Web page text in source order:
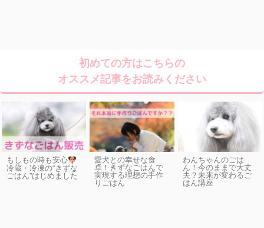
初めての方はこちらの
オススメ記事をお読みください
もしもの時も安心
冷蔵・冷凍の“きずな
ごはん”はじめました
愛犬との幸せな食
卓！きずなごはんで
実現する理想の手作
りごはん
わんちゃんのごは
ん！今のままで大丈
夫？未来が変わるご
はん講座